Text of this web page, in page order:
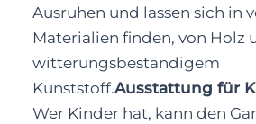
Ausruhen und lassen sich in
Materialien finden, von Holz
witterungsbeständigem
Kunststoff.Ausstattung für
Wer Kinder hat, kann den